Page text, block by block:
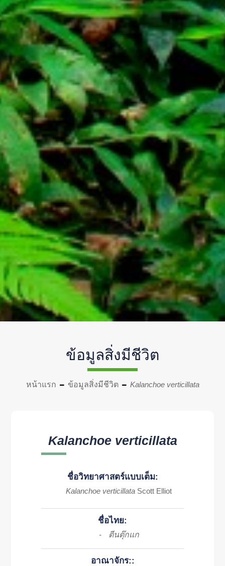
ข้อมูลสิ่งมีชีวิต
หน้าแรก ข้อมูลสิ่งมีชีวิต Kalanchoe verticillata
Kalanchoe verticillata
ชื่อวิทยาศาสตร์แบบเต็ม:
Kalanchoe verticillata Scott Elliot
ชื่อไทย:
- ตีนตุ๊กแก
อาณาจักร::